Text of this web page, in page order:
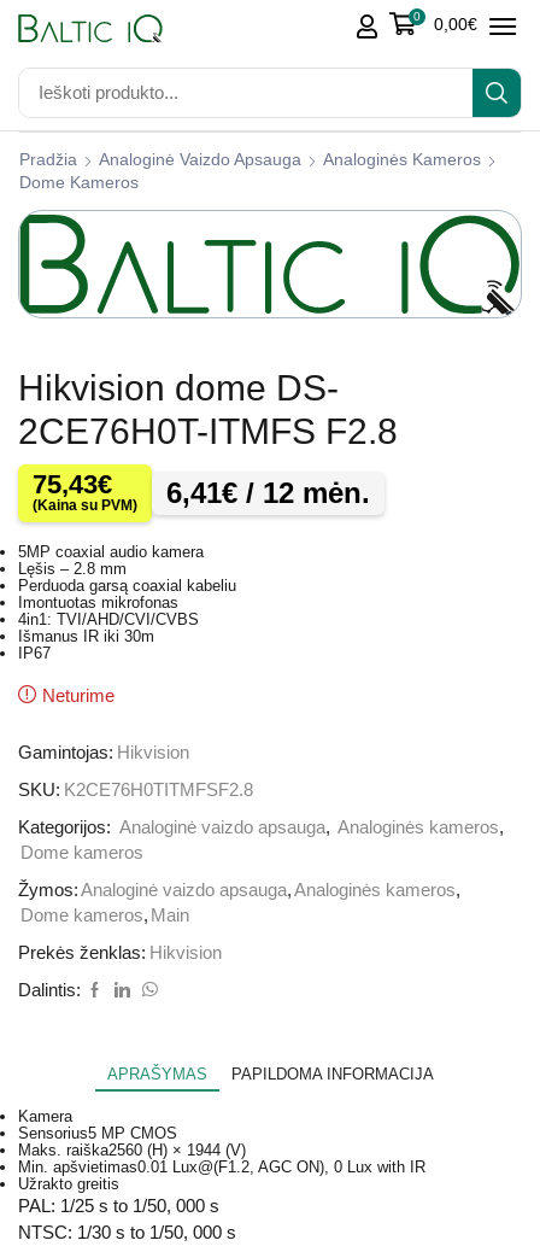
0 0,00€
Pradžia Analoginė Vaizdo Apsauga
Analoginės Kameros
Dome Kameros
Hikvision dome DS-
2CE76H0T-ITMFS F2.8
75,43€
(Kaina su PVM) 6,41€ / 12 mėn.
5MP coaxial audio kamera
Lęšis – 2.8 mm
Perduoda garsą coaxial kabeliu
Imontuotas mikrofonas
4in1: TVI/AHD/CVI/CVBS
Išmanus IR iki 30m
IP67
Neturime
Gamintojas: Hikvision
SKU: K2CE76H0TITMFSF2.8
Kategorijos: Analoginė vaizdo apsauga, Analoginės kameros,
Dome kameros
Žymos:Analoginė vaizdo apsauga,Analoginės kameros,
Dome kameros, Main
Prekės ženklas: Hikvision
Dalintis:
APRAŠYMAS PAPILDOMA INFORMACIJA
Kamera
Sensorius5 MP CMOS
Maks. raiška2560 (H) × 1944 (V)
Min. apšvietimas0.01 Lux@(F1.2, AGC ON), 0 Lux with IR
Užrakto greitis
PAL: 1/25 s to 1/50, 000 s
NTSC: 1/30 s to 1/50, 000 s